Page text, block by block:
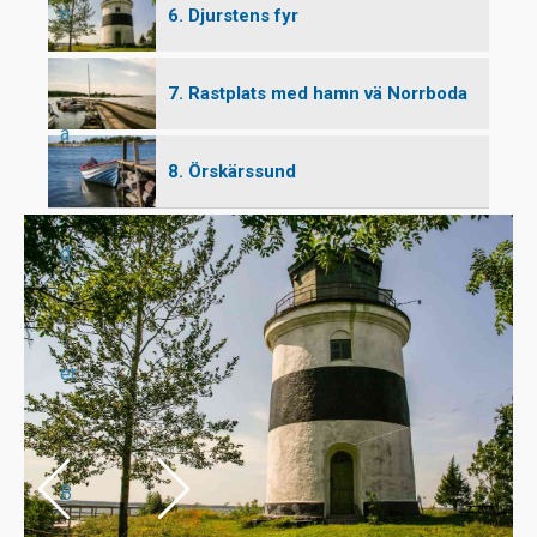
n
a
d
er
B
6. Djurstens fyr
7. Rastplats med hamn vä Norrboda
8. Örskärssund